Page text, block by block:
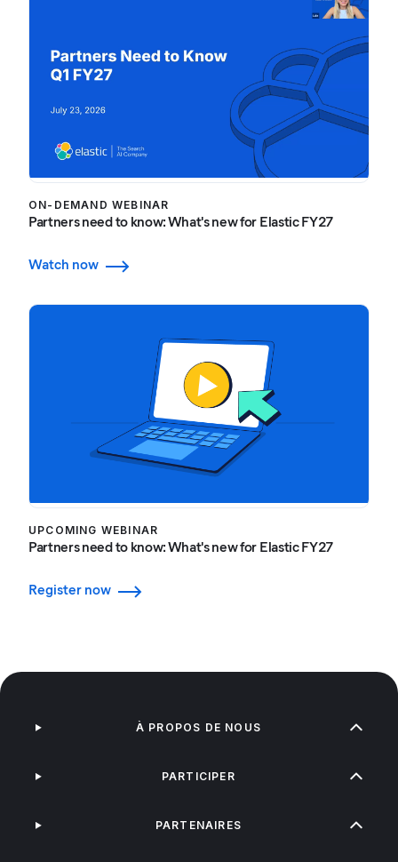
ON-DEMAND WEBINAR
Partners need to know: What's new for Elastic FY27
Watch now
UPCOMING WEBINAR
Partners need to know: What's new for Elastic FY27
Register now
À PROPOS DE NOUS
PARTICIPER
PARTENAIRES